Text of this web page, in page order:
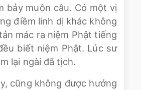
bảy muôn câu. Có một vị
điềm linh dị khác không
mác ra niệm Phật tiếng
biết niệm Phật. Lúc sư
lại ngài đã tịch.
cũng không được hướng